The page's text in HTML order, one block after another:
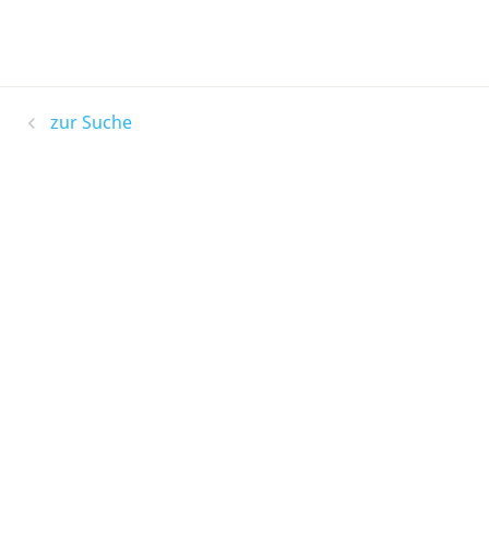
zur Suche